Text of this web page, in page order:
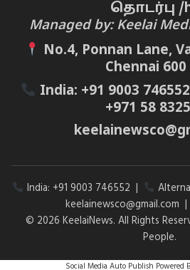
தொடர்பு /
Managed by: Keelai
No.4, Ponnan Lane,
Chennai 600
India: +91 9003 746552
+971 58
India: +91 9003 746552
keelainewsco@gmail.com
© 2026 KeelaiNews. All Rights
People.
Social Media Auto Publish Powered